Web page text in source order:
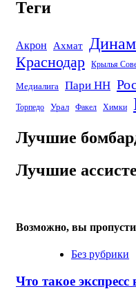
Теги
Акрон Ахмат
Краснодар Крылья
Медиалига Пари НН
Торпедо Урал Факел Химки
Лучшие
Лучшие
Возможно, вы
Без рубрики
Что такое экспресс